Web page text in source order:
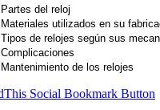
Partes del reloj
Materiales utilizados en su
Tipos de relojes según sus
Complicaciones
Mantenimiento de los relojes